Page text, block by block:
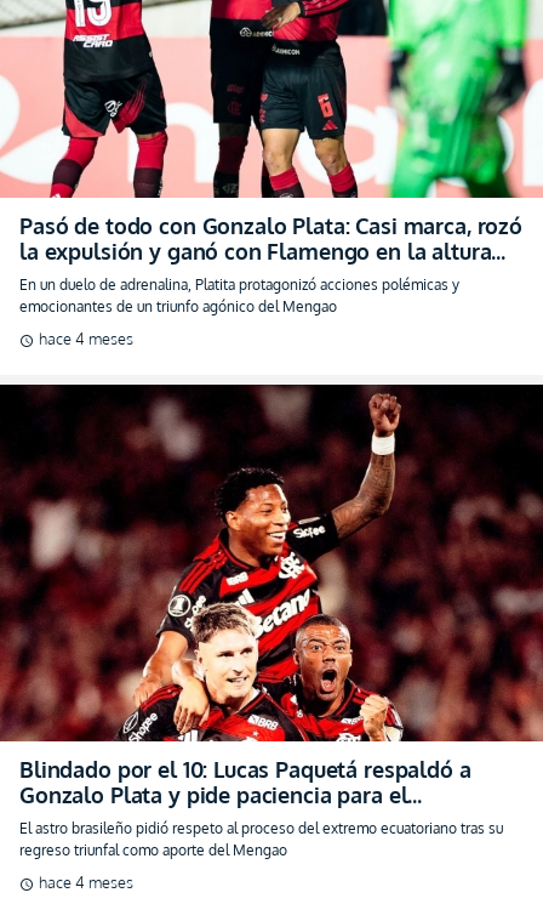
Pasó de todo con Gonzalo Plata: Casi marca, rozó
la expulsión y ganó con Flamengo en la altura
(VIDEO)
En un duelo de adrenalina, Platita protagonizó acciones polémicas y
emocionantes de un triunfo agónico del Mengao
schedule hace 4 meses
Blindado por el 10: Lucas Paquetá respaldó a
Gonzalo Plata y pide paciencia para el
ecuatoriano en Flamengo (VIDEO)
El astro brasileño pidió respeto al proceso del extremo ecuatoriano tras su
regreso triunfal como aporte del Mengao
schedule hace 4 meses